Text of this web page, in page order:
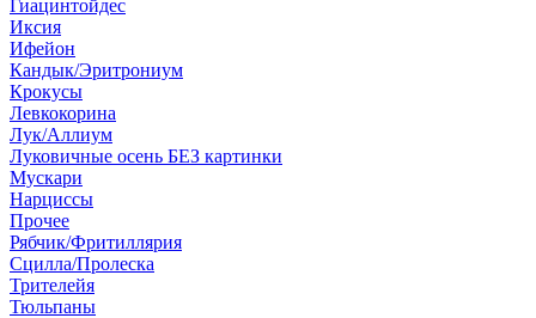
Гиацинтойдес
Иксия
Ифейон
Кандык/Эритрониум
Крокусы
Левкокорина
Лук/Аллиум
Луковичные осень БЕЗ картинки
Мускари
Нарциссы
Прочее
Рябчик/Фритиллярия
Сцилла/Пролеска
Трителейя
Тюльпаны